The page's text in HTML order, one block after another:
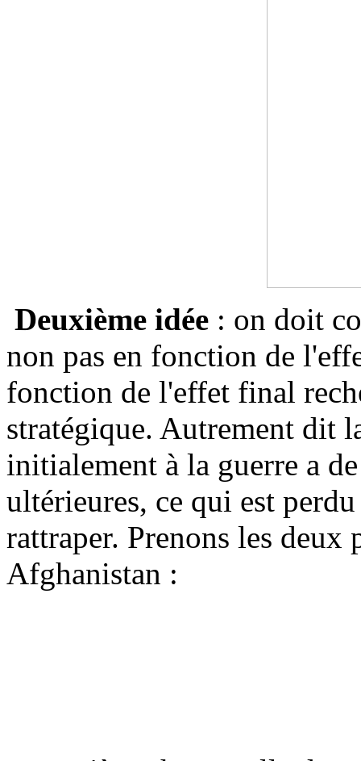
Deuxième idée : on doit
non pas en fonction de
fonction de l'effet final
stratégique. Autrement dit
initialement à la guerre a
ultérieures, ce qui est
rattraper. Prenons les deux
Afghanistan :